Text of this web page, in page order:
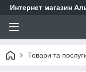
Интернет магазин
Товари та